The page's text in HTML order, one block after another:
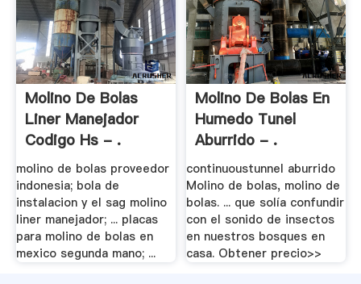
Molino De Bolas
Liner Manejador
Codigo Hs - .
molino de bolas proveedor
indonesia; bola de
instalacion y el sag molino
liner manejador; ... placas
para molino de bolas en
mexico segunda mano; ...
Molino De Bolas En
Humedo Tunel
Aburrido - .
continuoustunnel aburrido
Molino de bolas, molino de
bolas. ... que solía confundir
con el sonido de insectos
en nuestros bosques en
casa. Obtener precio>>